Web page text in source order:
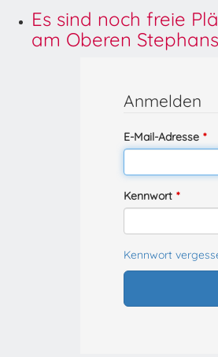
Es sind noch freie
am Oberen
Anmelden
E-Mail-Adresse
Kennwort
Kennwort